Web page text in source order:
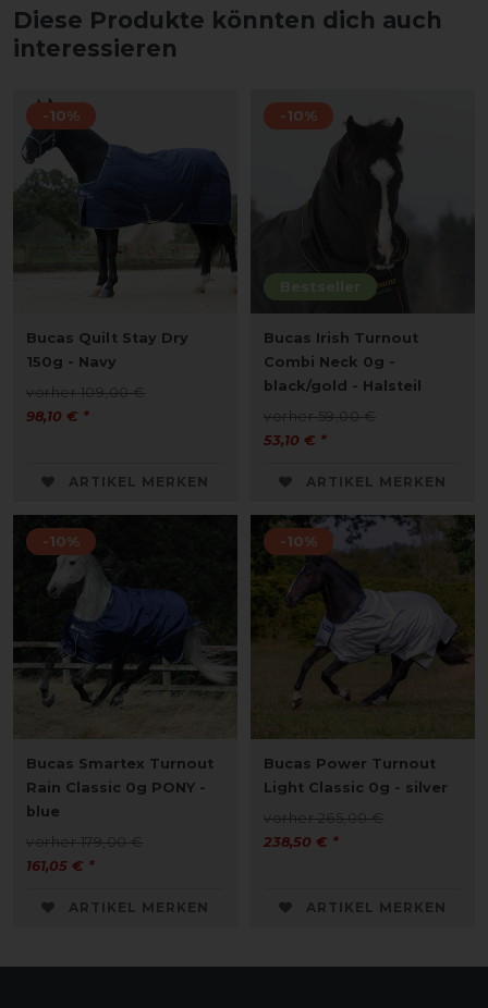
Diese Produkte könnten dich auch
interessieren
-10%
Bucas Quilt Stay Dry
150g - Navy
vorher 109,00 €
98,10 € *
ARTIKEL MERKEN
Bestseller
-10%
Bucas Irish Turnout
Combi Neck 0g -
black/gold - Halsteil
vorher 59,00 €
53,10 € *
ARTIKEL MERKEN
-10%
Bucas Smartex Turnout
Rain Classic 0g PONY -
blue
vorher 179,00 €
161,05 € *
ARTIKEL MERKEN
-10%
Bucas Power Turnout
Light Classic 0g - silver
vorher 265,00 €
238,50 € *
ARTIKEL MERKEN